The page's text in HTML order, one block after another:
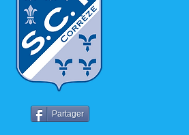
Partager